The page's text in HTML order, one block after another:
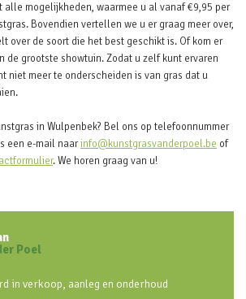
alle mogelijkheden, waarmee u al vanaf €9,95 per
Bovendien vertellen we u er graag meer over,
over de soort die het best geschikt is. Of kom er
de grootste showtuin. Zodat u zelf kunt ervaren
niet meer te onderscheiden is van gras dat u
in Wulpenbek? Bel ons op telefoonnummer
een e-mail naarinfo@kunstgrasvanderpoel.be of
. We horen graag van u!
Poel
in verkoop, aanleg en onderhoud